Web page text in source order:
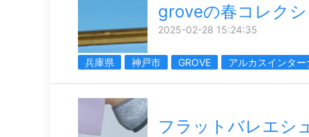
groveの春コレク
2025-02-28 15:24:35
兵庫県 神戸市 GROVE アルカスインタ
フラットバレエシ